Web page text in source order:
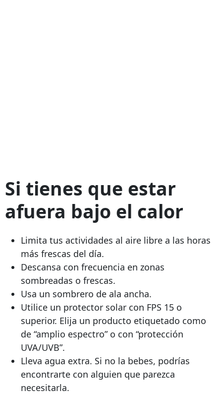
Si tienes que estar
afuera bajo el calor
Limita tus actividades al aire libre a las horas
más frescas del día.
Descansa con frecuencia en zonas
sombreadas o frescas.
Usa un sombrero de ala ancha.
Utilice un protector solar con FPS 15 o
superior. Elija un producto etiquetado como
de “amplio espectro” o con “protección
UVA/UVB”.
Lleva agua extra. Si no la bebes, podrías
encontrarte con alguien que parezca
necesitarla.